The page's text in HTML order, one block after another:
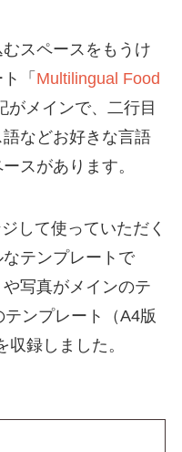
スペースをもうけ
「 Multilingual Food
がメインで、二行目
などお好きな言語
スがあります。
して使っていただく
テンプレートで
写真がメインのテ
ンプレート（A4版
録しました。